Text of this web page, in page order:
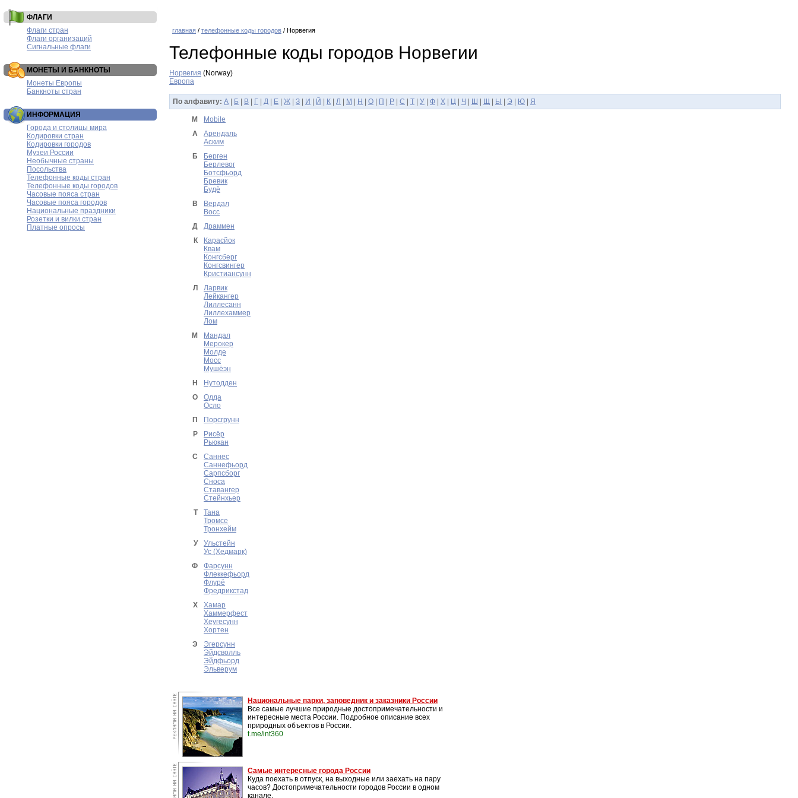
ФЛАГИ
Флаги стран
Флаги организаций
Сигнальные флаги
МОНЕТЫ И БАНКНОТЫ
Монеты Европы
Банкноты стран
ИНФОРМАЦИЯ
Города и столицы мира
Кодировки стран
Кодировки городов
Музеи России
Необычные страны
Посольства
Телефонные коды стран
Телефонные коды городов
Часовые пояса стран
Часовые пояса городов
Национальные праздники
Розетки и вилки стран
Платные опросы
главная / телефонные коды городов / Норвегия
Телефонные коды городов Норвегии
Норвегия (Norway)
Европа
По алфавиту: А Б В Г Д Е Ж З И Й К Л М Н О П Р С Т У Ф Х Ц Ч Ш Щ Ы Э Ю Я
M
Mobile
А
Арендаль
Аским
Б
Берген
Берлевог
Ботсфьорд
Бревик
Будё
В
Вердал
Восс
Д
Драммен
К
Карасйок
Квам
Конгсберг
Конгсвингер
Кристиансунн
Л
Ларвик
Лейкангер
Лиллесанн
Лиллехаммер
Лом
М
Мандал
Мерокер
Молде
Мосс
Мушёэн
Н
Нутодден
О
Одда
Осло
П
Порсгрунн
Р
Рисёр
Рьюкан
С
Саннес
Саннефьорд
Сарпсборг
Сноса
Ставангер
Стейнхьер
Т
Тана
Тромсе
Тронхейм
У
Ульстейн
Ус (Хедмарк)
Ф
Фарсунн
Флеккефьорд
Флурё
Фредрикстад
Х
Хамар
Хаммерфест
Хеугесунн
Хортен
Э
Эгерсунн
Эйдсволль
Эйдфьорд
Эльверум
Национальные парки, заповедник и заказники России
Все самые лучшие природные достопримечательности и
интересные места России. Подробное описание всех
природных объектов в России.
t.me/int360
Самые интересные города России
Куда поехать в отпуск, на выходные или заехать на пару
часов? Достопримечательности городов России в одном
канале.